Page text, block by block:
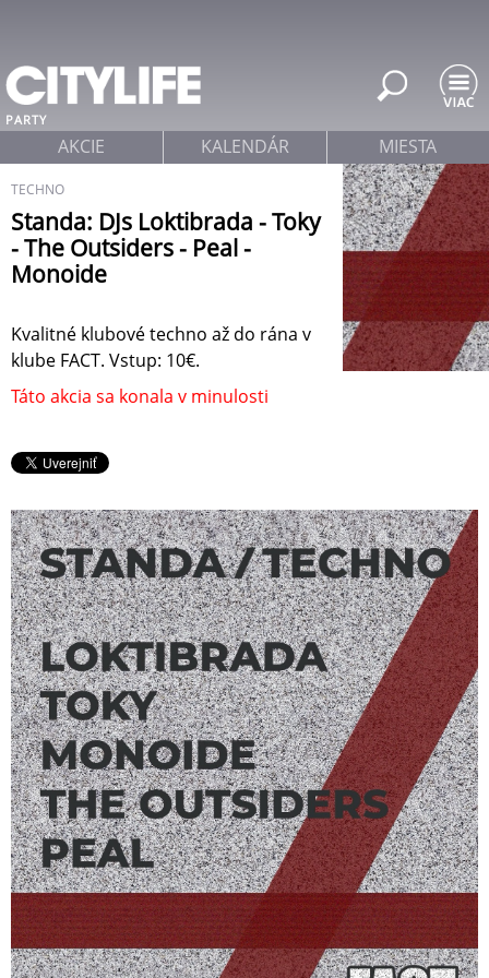
PARTY
TECHNO
Standa: DJs Loktibrada - Toky
- The Outsiders - Peal -
Monoide
Kvalitné klubové techno až do rána v
klube FACT. Vstup: 10€.
Táto akcia sa konala v minulosti
AKCIE KALENDÁR MIESTA